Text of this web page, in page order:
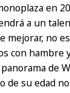
en
a un
mejorar, no
con
de
de su edad